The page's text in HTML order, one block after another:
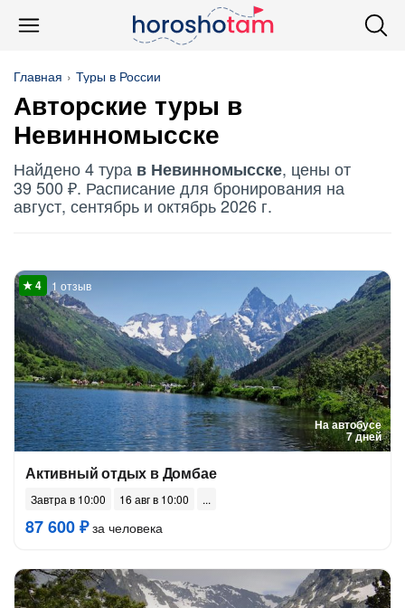
Главная Туры в России
Авторские туры в
Невинномысске
Найдено 4 тура в Невинномысске, цены от
39 500 ₽. Расписание для бронирования на
август, сентябрь и октябрь 2026 г.
На автобусе
7 дней
1 отзыв
Активный отдых в Домбае
Завтра в 10:00 16 авг в 10:00
87 600 ₽за человека